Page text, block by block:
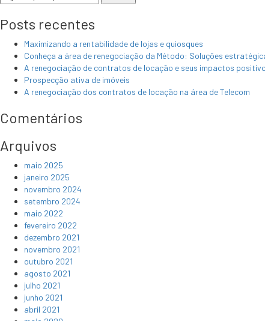
Posts recentes
Maximizando a rentabilidade de lojas e quiosques
Conheça a área de renegociação da Método: Soluções
A renegociação de contratos de locação e seus impactos
Prospecção ativa de imóveis
A renegociação dos contratos de locação na área de Telecom
Comentários
Arquivos
maio 2025
janeiro 2025
novembro 2024
setembro 2024
maio 2022
fevereiro 2022
dezembro 2021
novembro 2021
outubro 2021
agosto 2021
julho 2021
junho 2021
abril 2021